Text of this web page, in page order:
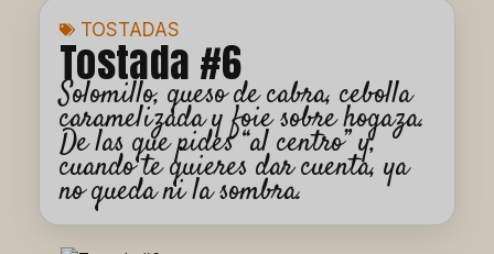
TOSTADAS
Tostada #6
Solomillo, queso de cabra, cebolla
caramelizada y foie sobre hogaza.
De las que pides “al centro” y,
cuando te quieres dar cuenta, ya
no queda ni la sombra.